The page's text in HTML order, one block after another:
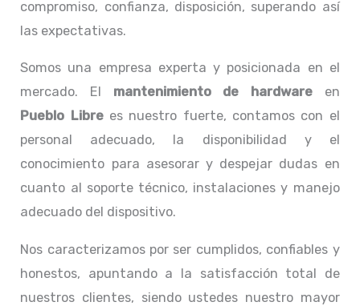
compromiso, confianza, disposición, superando así
las expectativas.
Somos una empresa experta y posicionada en el
mercado. El mantenimiento de hardware en
Pueblo Librees nuestro fuerte, contamos con el
personal adecuado, la disponibilidad y el
conocimiento para asesorar y despejar dudas en
cuanto al soporte técnico, instalaciones y manejo
adecuado del dispositivo.
Nos caracterizamos por ser cumplidos, confiables y
honestos, apuntando a la satisfacción total de
nuestros clientes, siendo ustedes nuestro mayor